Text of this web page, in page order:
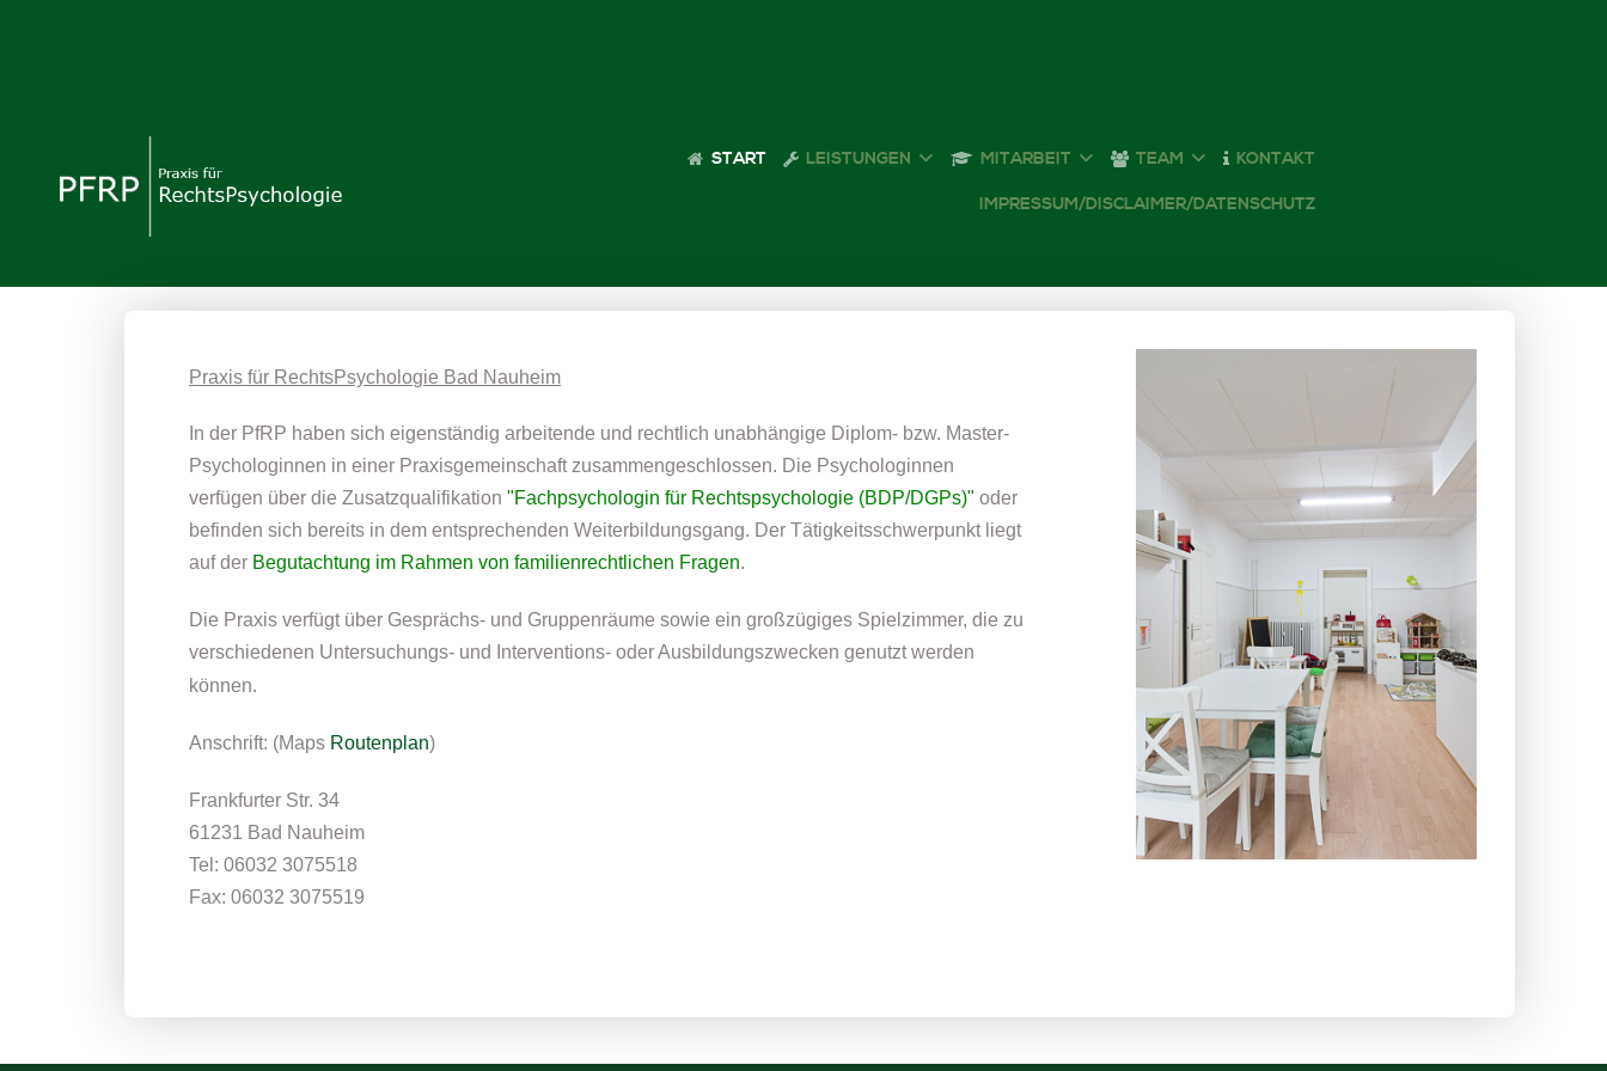
START LEISTUNGEN MITARBEIT TEAM KONTAKT
IMPRESSUM/DISCLAIMER/DATENSCHUTZ
Praxis für RechtsPsychologie Bad Nauheim
In der PfRP haben sich eigenständig arbeitende und rechtlich unabhängige Diplom- bzw. Master-
Psychologinnen in einer Praxisgemeinschaft zusammengeschlossen. Die Psychologinnen
verfügen über die Zusatzqualifikation"Fachpsychologin für Rechtspsychologie (BDP/DGPs)" oder
befinden sich bereits in dem entsprechenden Weiterbildungsgang. Der Tätigkeitsschwerpunkt liegt
auf der Begutachtung im Rahmen von familienrechtlichen Fragen.
Die Praxis verfügt über Gesprächs- und Gruppenräume sowie ein großzügiges Spielzimmer, die zu
verschiedenen Untersuchungs- und Interventions- oder Ausbildungszwecken genutzt werden
können.
Anschrift: (Maps Routenplan)
Frankfurter Str. 34
61231 Bad Nauheim
Tel: 06032 3075518
Fax: 06032 3075519